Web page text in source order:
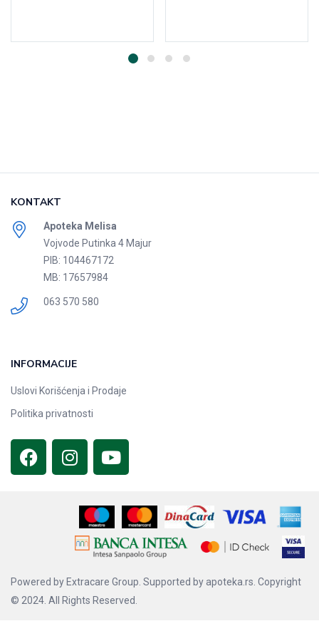
KONTAKT
Apoteka Melisa
Vojvode Putinka 4 Majur
PIB: 104467172
MB: 17657984
063 570 580
INFORMACIJE
Uslovi Korišćenja i Prodaje
Politika privatnosti
Powered by Extracare Group. Supported by apoteka.rs. Copyright
© 2024. All Rights Reserved.